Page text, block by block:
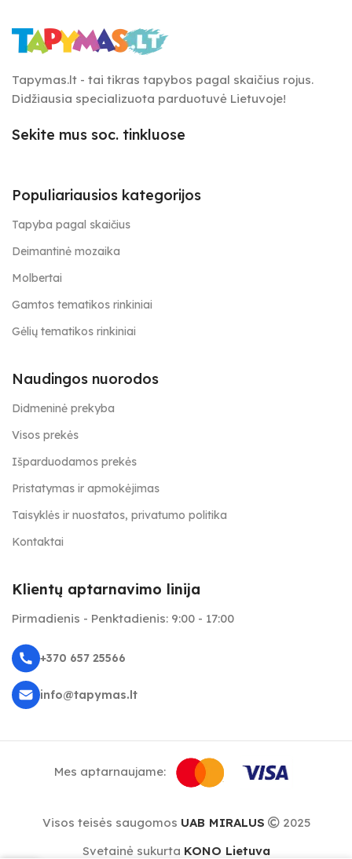
Tapymas.lt - tai tikras tapybos pagal skaičius rojus.
Didžiausia specializuota parduotuvė Lietuvoje!
Sekite mus soc. tinkluose
Populiariausios kategorijos
Tapyba pagal skaičius
Deimantinė mozaika
Molbertai
Gamtos tematikos rinkiniai
Gėlių tematikos rinkiniai
Naudingos nuorodos
Didmeninė prekyba
Visos prekės
Išparduodamos prekės
Pristatymas ir apmokėjimas
Taisyklės ir nuostatos, privatumo politika
Kontaktai
Klientų aptarnavimo linija
Pirmadienis - Penktadienis: 9:00 - 17:00
+370 657 25566
info@tapymas.lt
Mes aptarnaujame:
Visos teisės saugomos UAB MIRALUS
2025
Svetainė sukurta KONO Lietuva